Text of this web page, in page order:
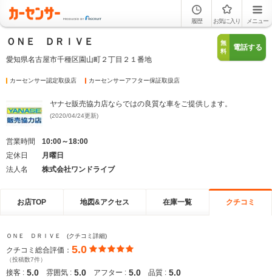
履歴 お気に入り メニュー
ＯＮＥ ＤＲＩＶＥ
愛知県名古屋市千種区園山町２丁目２１番地
無
料
電話する
カーセンサー認定取扱店 カーセンサーアフター保証取扱店
ヤナセ販売協力店ならではの良質な車をご提供します。
(2020/04/24更新)
営業時間
10:00～18:00
定休日
月曜日
法人名
株式会社ワンドライブ
お店TOP 地図&アクセス 在庫一覧 クチコミ
ＯＮＥ ＤＲＩＶＥ (クチコミ詳細)
クチコミ総合評価： 5.0
（投稿数7件）
接客 : 5.0 雰囲気 : 5.0 アフター : 5.0 品質 : 5.0